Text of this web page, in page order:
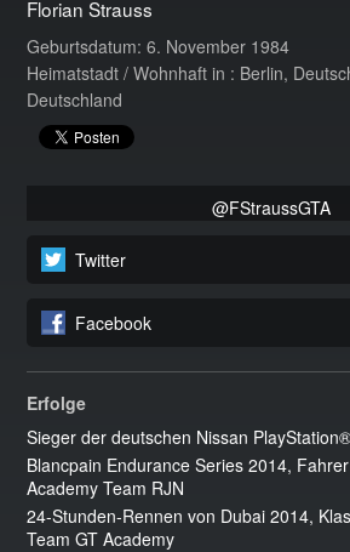
Florian Strauss
Geburtsdatum: 6. November 1984
Heimatstadt / Wohnhaft in : Berlin,
Deutschland
@FStraussGTA
Twitter
Facebook
Erfolge
Sieger der deutschen Nissan
Blancpain Endurance Series 2014,
Academy Team RJN
24-Stunden-Rennen von Dubai 2014,
Team GT Academy